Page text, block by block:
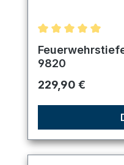
Durchschnittliche
9820
Regulärer Preis:
229,90 €